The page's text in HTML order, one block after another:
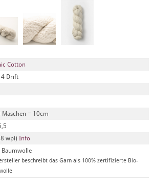
Cotton
Drift
Maschen = 10cm
wpi) Info
Baumwolle
beschreibt das Garn als 100% zertifizierte Bio-